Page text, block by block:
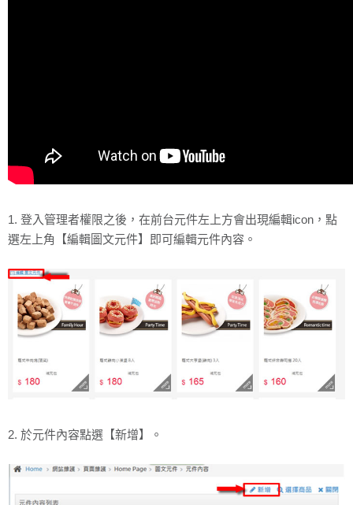
1. 登入管理者權限之後，在前台元件左上方會出現編輯icon，點
選左上角【編輯圖文元件】即可編輯元件內容。
2. 於元件內容點選【新增】。